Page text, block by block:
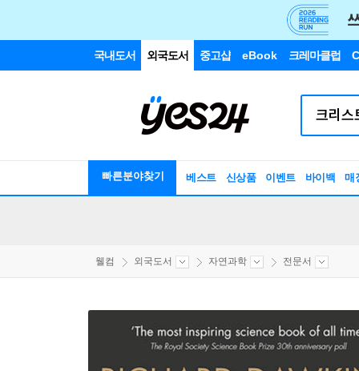
국내도서 외국도서 중고샵 eBook 크레마클럽
빠른분야찾기 베스트 신상품 이벤트 바이백 매
웰컴 외국도서 자연과학 전문서